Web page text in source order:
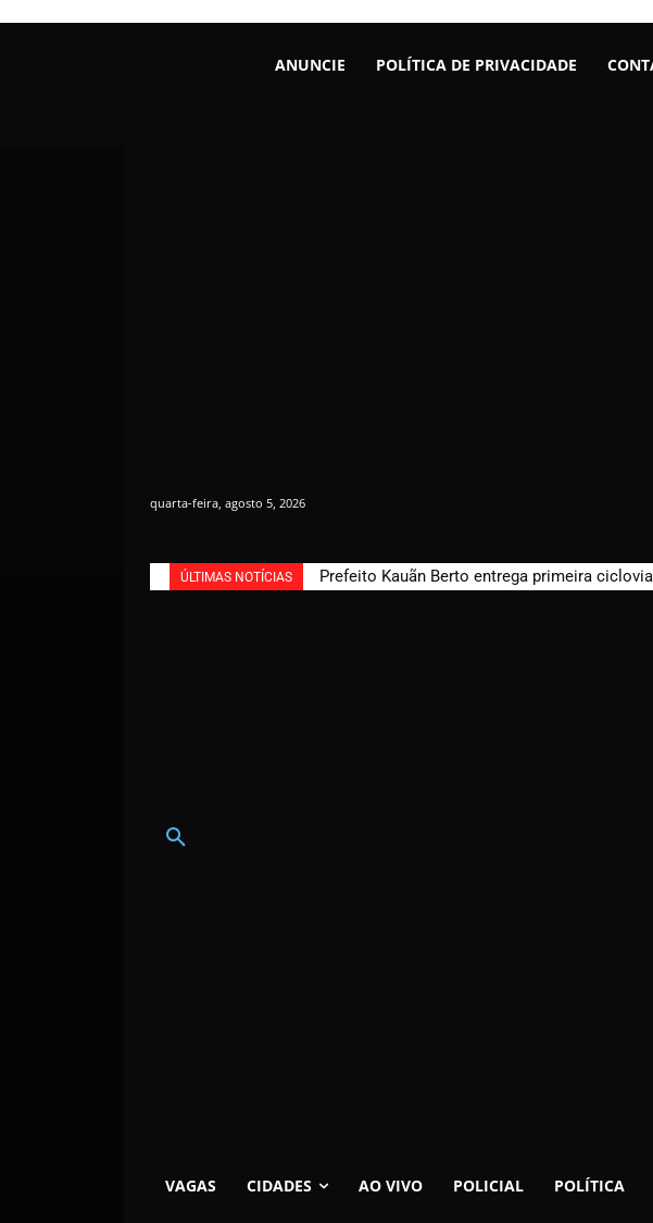
ANUNCIE POLÍTICA DE PRIVACIDADE
quarta-feira, agosto 5, 2026
ÚLTIMAS NOTÍCIAS Prefeito Kauãn Berto entrega primeira
VAGAS CIDADES AO VIVO POLICIAL POLÍTICA